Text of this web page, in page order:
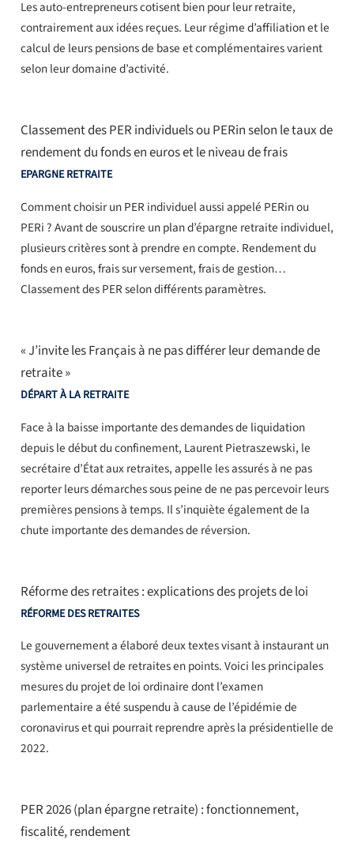
Les auto-entrepreneurs cotisent bien pour leur retraite,
contrairement aux idées reçues. Leur régime d’affiliation et le
calcul de leurs pensions de base et complémentaires varient
selon leur domaine d’activité.
Classement des PER individuels ou PERin selon le taux de
rendement du fonds en euros et le niveau de frais
EPARGNE RETRAITE
Comment choisir un PER individuel aussi appelé PERin ou
PERi ? Avant de souscrire un plan d’épargne retraite individuel,
plusieurs critères sont à prendre en compte. Rendement du
fonds en euros, frais sur versement, frais de gestion…
Classement des PER selon différents paramètres.
« J’invite les Français à ne pas différer leur demande de
retraite »
DÉPART À LA RETRAITE
Face à la baisse importante des demandes de liquidation
depuis le début du confinement, Laurent Pietraszewski, le
secrétaire d’État aux retraites, appelle les assurés à ne pas
reporter leurs démarches sous peine de ne pas percevoir leurs
premières pensions à temps. Il s’inquiète également de la
chute importante des demandes de réversion.
Réforme des retraites : explications des projets de loi
RÉFORME DES RETRAITES
Le gouvernement a élaboré deux textes visant à instaurant un
système universel de retraites en points. Voici les principales
mesures du projet de loi ordinaire dont l’examen
parlementaire a été suspendu à cause de l’épidémie de
coronavirus et qui pourrait reprendre après la présidentielle de
2022.
PER 2026 (plan épargne retraite) : fonctionnement,
fiscalité, rendement